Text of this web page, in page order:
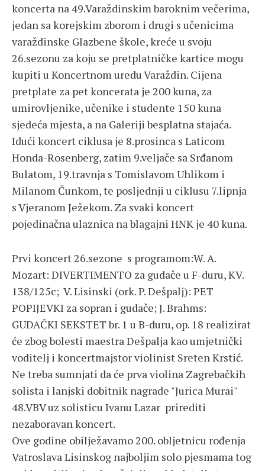
koncerta na 49.Varaždinskim baroknim večerima,
jedan sa korejskim zborom i drugi s učenicima
varaždinske Glazbene škole, kreće u svoju
26.sezonu za koju se pretplatničke kartice mogu
kupiti u Koncertnom uredu Varaždin. Cijena
pretplate za pet koncerata je 200 kuna, za
umirovljenike, učenike i studente 150 kuna
sjedeća mjesta, a na Galeriji besplatna stajaća.
Idući koncert ciklusa je 8.prosinca s Laticom
Honda-Rosenberg, zatim 9.veljače sa Srđanom
Bulatom, 19.travnja s Tomislavom Uhlikom i
Milanom Čunkom, te posljednji u ciklusu 7.lipnja
s Vjeranom Ježekom. Za svaki koncert
pojedinačna ulaznica na blagajni HNK je 40 kuna.
Prvi koncert 26.sezone s programom:W. A.
Mozart: DIVERTIMENTO za gudače u F-duru, KV.
138/125c; V. Lisinski (ork. P. Dešpalj): PET
POPIJEVKI za sopran i gudače; J. Brahms:
GUDAČKI SEKSTET br. 1 u B-duru, op. 18 realizirat
će zbog bolesti maestra Dešpalja kao umjetnički
voditelj i koncertmajstor violinist Sreten Krstić.
Ne treba sumnjati da će prva violina Zagrebačkih
solista i lanjski dobitnik nagrade "Jurica Murai"
48.VBV uz solisticu Ivanu Lazar prirediti
nezaboravan koncert.
Ove godine obilježavamo 200. obljetnicu rođenja
Vatroslava Lisinskog najboljim solo pjesmama tog